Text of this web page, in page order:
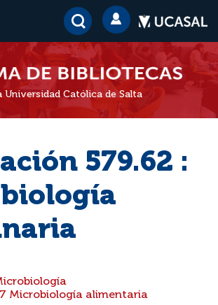
Universidad Católica de Salta
579.62 :
Microbiología alimentaria